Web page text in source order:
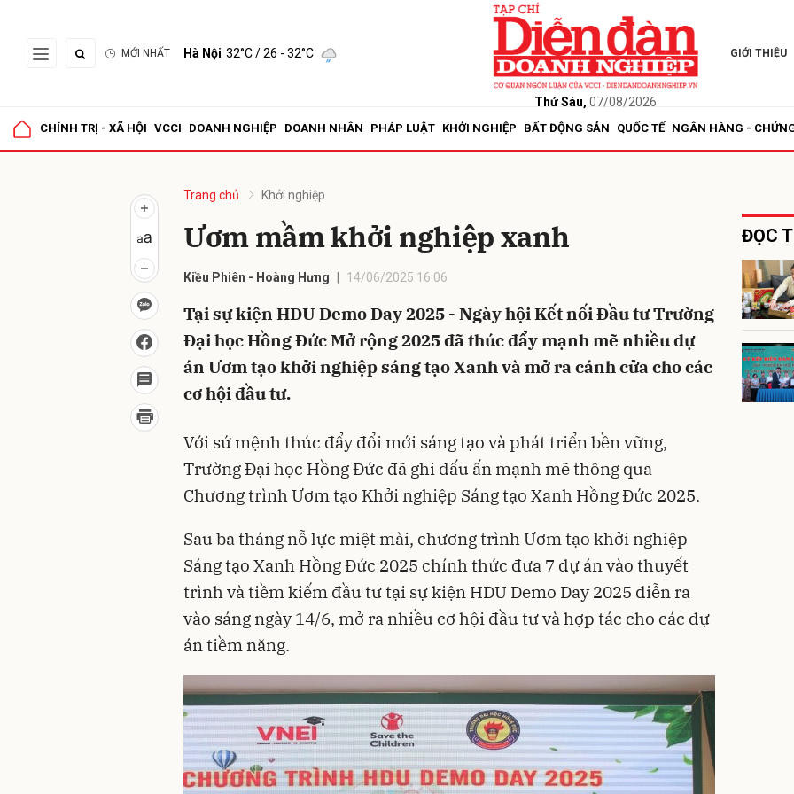
MỚI NHẤT Hà Nội 32°C/ 26 - 32°C
Thứ Sáu, 07/08/2026
GIỚI THIỆU
CHÍNH TRỊ - XÃ HỘI VCCI DOANH NGHIỆP DOANH NHÂN PHÁP LUẬT KHỞI NGHIỆP BẤT ĐỘNG SẢN QUỐC TẾ NGÂN HÀNG -
Trang chủ Khởi nghiệp
Ươm mầm khởi nghiệp xanh
Kiều Phiên - Hoàng Hưng 14/06/2025 16:06
Tại sự kiện HDU Demo Day 2025 - Ngày hội Kết nối Đầu tư Trường
Đại học Hồng Đức Mở rộng 2025 đã thúc đẩy mạnh mẽ nhiều dự
án Ươm tạo khởi nghiệp sáng tạo Xanh và mở ra cánh cửa cho các
cơ hội đầu tư.
Với sứ mệnh thúc đẩy đổi mới sáng tạo và phát triển bền vững,
Trường Đại học Hồng Đức đã ghi dấu ấn mạnh mẽ thông qua
Chương trình Ươm tạo Khởi nghiệp Sáng tạo Xanh Hồng Đức 2025.
Sau ba tháng nỗ lực miệt mài, chương trình Ươm tạo khởi nghiệp
Sáng tạo Xanh Hồng Đức 2025 chính thức đưa 7 dự án vào thuyết
trình và tiềm kiếm đầu tư tại sự kiện HDU Demo Day 2025 diễn ra
vào sáng ngày 14/6, mở ra nhiều cơ hội đầu tư và hợp tác cho các dự
án tiềm năng.
ĐỌC